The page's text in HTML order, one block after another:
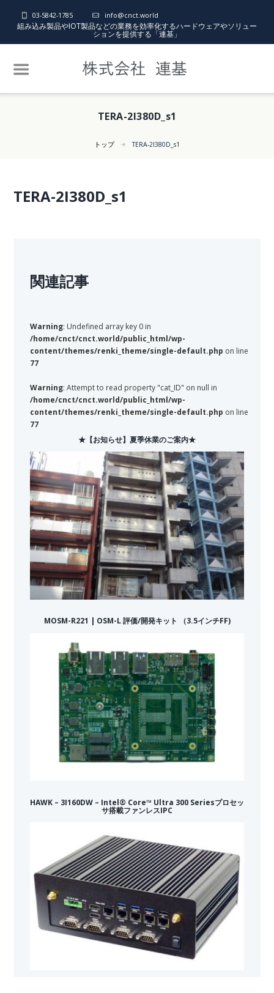
03-5842-1785 info@cnct.world
組み込み製品やIOT製品などの業務を効率化するハードウェアやソリュー
ションを提供する「連基」
TERA-2I380D_s1
トップ TERA-2I380D_s1
TERA-2I380D_s1
関連記事
Warning: Undefined array key 0 in
/home/cnct/cnct.world/public_html/wp-
content/themes/renki_theme/single-default.php on line
77
Warning: Attempt to read property "cat_ID" on null in
/home/cnct/cnct.world/public_html/wp-
content/themes/renki_theme/single-default.php on line
77
★【お知らせ】夏季休業のご案内★
MOSM-R221 | OSM-L 評価/開発キット （3.5インチFF)
HAWK – 3I160DW – Intel® Core™ Ultra 300 Seriesプロセッ
サ搭載ファンレスIPC